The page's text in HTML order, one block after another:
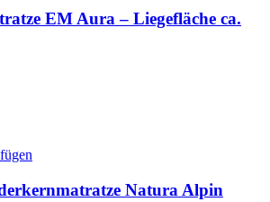
EM Aura – Liegefläche ca.
Natura Alpin